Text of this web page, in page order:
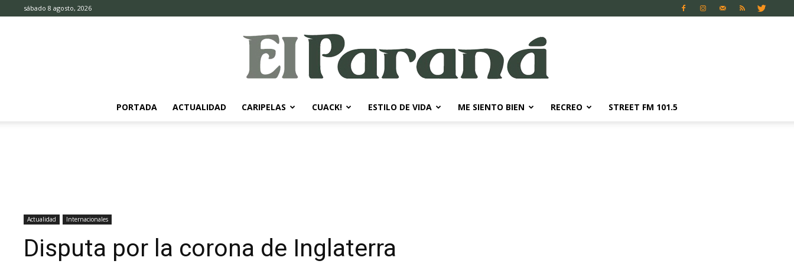
sábado 8 agosto, 2026
PORTADA ACTUALIDAD CARIPELAS CUACK! ESTILO DE VIDA ME SIENTO BIEN RECREO STREET FM 101.5
Actualidad Internacionales
Disputa por la corona de Inglaterra